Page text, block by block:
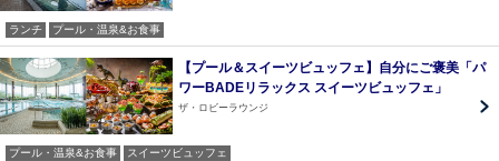
ランチ プール・温泉&お食事
【プール＆スイーツビュッフェ】自分にご褒美「パ
ワーBADEリラックス スイーツビュッフェ」
ザ・ロビーラウンジ
プール・温泉&お食事 スイーツビュッフェ